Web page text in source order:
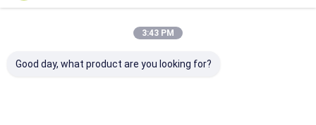
3:43 PM
Good day, what product are you looking for?